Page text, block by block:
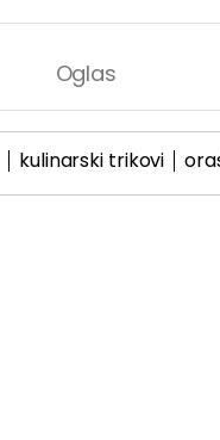
kulinarski trikovi